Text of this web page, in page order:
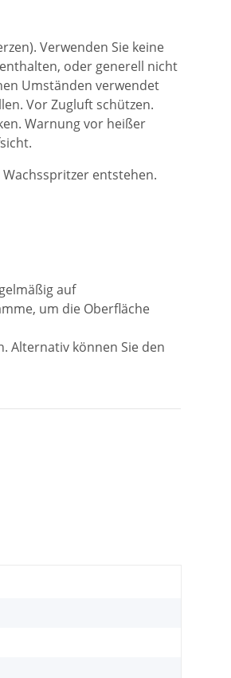
Verwenden Sie keine
oder generell nicht
Umständen verwendet
Vor Zugluft schützen.
Warnung vor heißer
entstehen.
auf
um die Oberfläche
Alternativ können Sie den